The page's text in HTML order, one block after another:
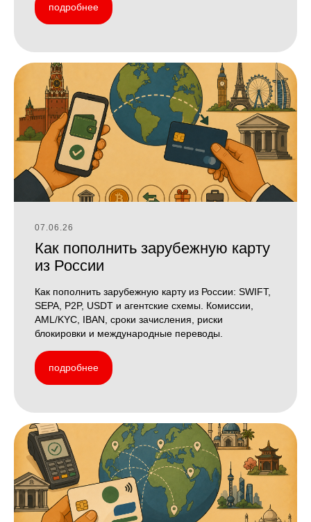
подробнее
07.06.26
Как пополнить зарубежную карту
из России
Как пополнить зарубежную карту из России: SWIFT,
SEPA, P2P, USDT и агентские схемы. Комиссии,
AML/KYC, IBAN, сроки зачисления, риски
блокировки и международные переводы.
подробнее